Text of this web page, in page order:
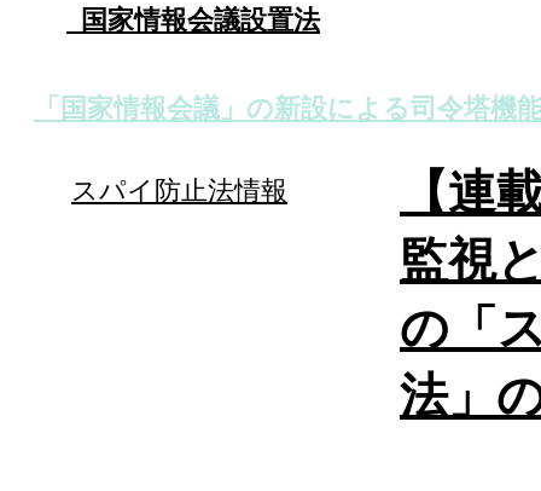
国家情報会議設置法
「国家情報会議」の新設による司令塔機
スパイ防止法情報
【連
監視
の「
法」